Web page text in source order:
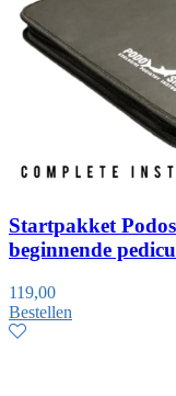
Startpakket
beginnende
119,00
Bestellen